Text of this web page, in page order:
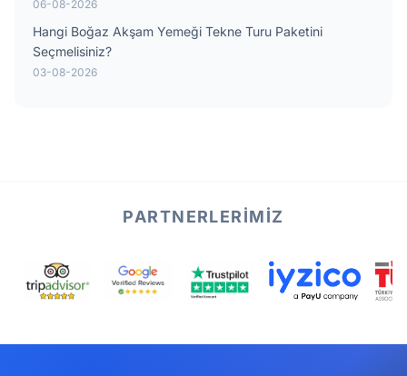
06-08-2026
Hangi Boğaz Akşam Yemeği Tekne Turu Paketini
Seçmelisiniz?
03-08-2026
PARTNERLERIMIZ